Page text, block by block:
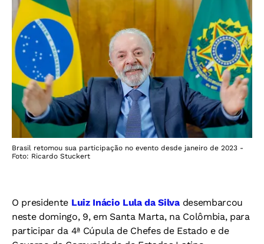
Brasil retomou sua participação no evento desde janeiro de 2023 -
Foto: Ricardo Stuckert
O presidente Luiz Inácio Lula da Silvadesembarcou
neste domingo, 9, em Santa Marta, na Colômbia, para
participar da 4ª Cúpula de Chefes de Estado e de